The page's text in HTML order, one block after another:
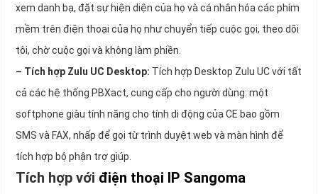
xem danh bạ, đặt sự hiện diện của họ và cá nhân hóa các phím
mềm trên điện thoại của họ như chuyển tiếp cuộc gọi, theo dõi
tôi, chờ cuộc gọi và không làm phiền.
– Tích hợp Zulu UC Desktop: Tích hợp Desktop Zulu UC với tất
cả các hệ thống PBXact, cung cấp cho người dùng: một
softphone giàu tính năng cho tính di động của CE bao gồm
SMS và FAX, nhấp để gọi từ trình duyệt web và màn hình để
tích hợp bộ phận trợ giúp.
Tích hợp với điện thoại IP Sangoma